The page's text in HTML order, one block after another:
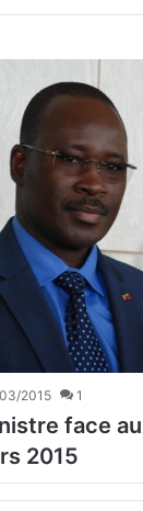
2015 1
face
2015